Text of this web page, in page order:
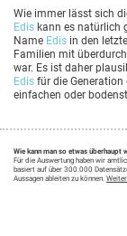
Wie immer lässt sich
Edis kann es natürlich
Name Edis in den
Familien mit
war. Es ist daher
Edis für die
einfachen oder
Wie kann man so etwas
Für die Auswertung haben wir
basiert auf über 300.000
Aussagen ableiten zu können.